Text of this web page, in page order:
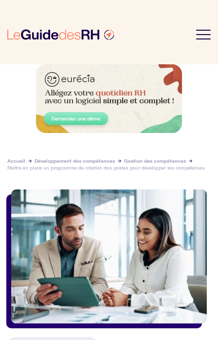
Accueil Développement des compétences
Gestion des compétences
Mettre en place un programme de rotation des postes pour développer les compétences